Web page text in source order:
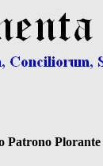
Patrono